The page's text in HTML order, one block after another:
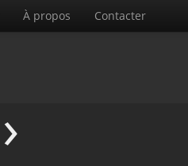
À propos Contacter
›